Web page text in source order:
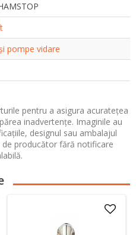
pompe vidare
pentru a asigura acuratețea
inadvertențe. Imaginile au
designul sau ambalajul
producător fără notificare